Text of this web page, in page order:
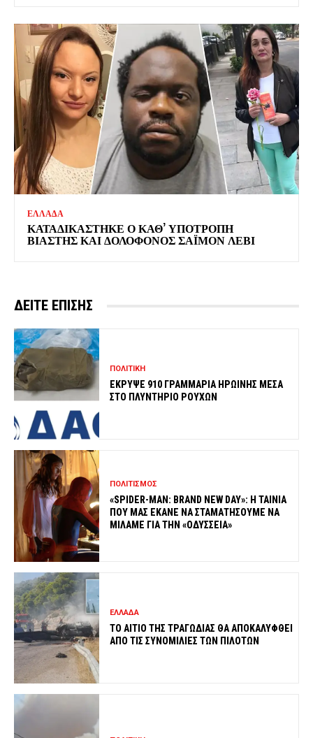
ΕΛΛΑΔΑ
ΚΑΤΑΔΙΚΑΣΤΗΚΕ Ο ΚΑΘ’ ΥΠΟΤΡΟΠΗ
ΒΙΑΣΤΗΣ ΚΑΙ ΔΟΛΟΦΟΝΟΣ ΣΑΪΜΟΝ ΛΕΒΙ
ΔΕΙΤΕ ΕΠΙΣΗΣ
ΠΟΛΙΤΙΚΗ
ΕΚΡΥΨΕ 910 ΓΡΑΜΜΑΡΙΑ ΗΡΩΙΝΗΣ ΜΕΣΑ
ΣΤΟ ΠΛΥΝΤΗΡΙΟ ΡΟΥΧΩΝ
ΠΟΛΙΤΙΣΜΟΣ
«SPIDER-MAN: BRAND NEW DAY»: Η ΤΑΙΝΙΑ
ΠΟΥ ΜΑΣ ΕΚΑΝΕ ΝΑ ΣΤΑΜΑΤΗΣΟΥΜΕ ΝΑ
ΜΙΛΑΜΕ ΓΙΑ ΤΗΝ «ΟΔΥΣΣΕΙΑ»
ΕΛΛΑΔΑ
ΤΟ ΑΙΤΙΟ ΤΗΣ ΤΡΑΓΩΔΙΑΣ ΘΑ ΑΠΟΚΑΛΥΦΘΕΙ
ΑΠΟ ΤΙΣ ΣΥΝΟΜΙΛΙΕΣ ΤΩΝ ΠΙΛΟΤΩΝ